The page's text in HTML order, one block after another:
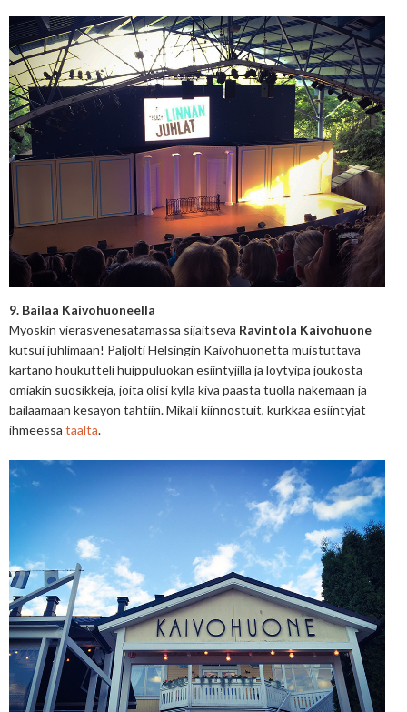
9. Bailaa Kaivohuoneella
Myöskin vierasvenesatamassa sijaitseva Ravintola Kaivohuone
kutsui juhlimaan! Paljolti Helsingin Kaivohuonetta muistuttava
kartano houkutteli huippuluokan esiintyjillä ja löytyipä joukosta
omiakin suosikkeja, joita olisi kyllä kiva päästä tuolla näkemään ja
bailaamaan kesäyön tahtiin. Mikäli kiinnostuit, kurkkaa esiintyjät
ihmeessä täältä.